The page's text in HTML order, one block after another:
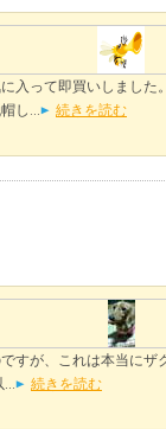
入って即買いしまし
し...
続きを読む
すが、これは本当に
続きを読む